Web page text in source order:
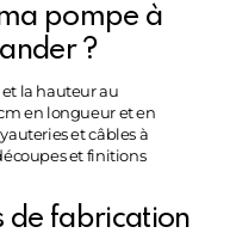
pompe à
?
la hauteur au
en longueur et en
et câbles à
et finitions
de fabrication